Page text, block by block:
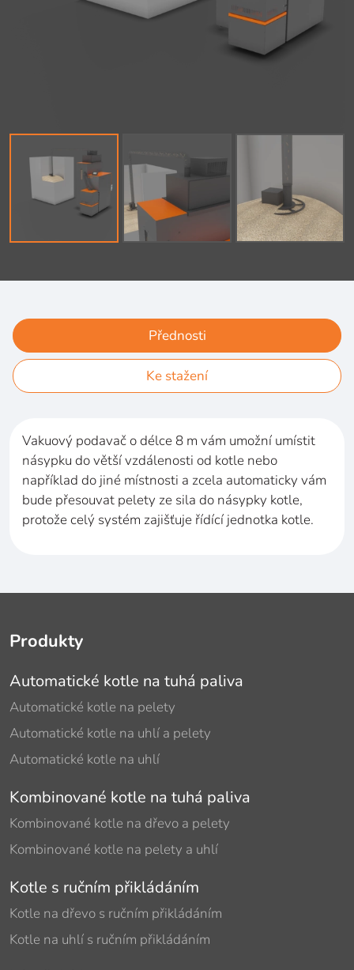
Přednosti
Ke stažení
Vakuový podavač odélce 8 m vám umožní umístit
násypku dovětší vzdálenosti od kotle nebo
například do jiné místnosti a zcela automaticky vám
bude přesouvat pelety ze sila do násypky kotle,
protože celý systém zajišťuje řídící jednotka kotle.
Produkty
Automatické kotle na tuhá paliva
Automatické kotle na pelety
Automatické kotle na uhlí a pelety
Automatické kotle na uhlí
Kombinované kotle na tuhá paliva
Kombinované kotle na dřevo a pelety
Kombinované kotle na pelety a uhlí
Kotle s ručním přikládáním
Kotle na dřevo s ručním přikládáním
Kotle na uhlí s ručním přikládáním